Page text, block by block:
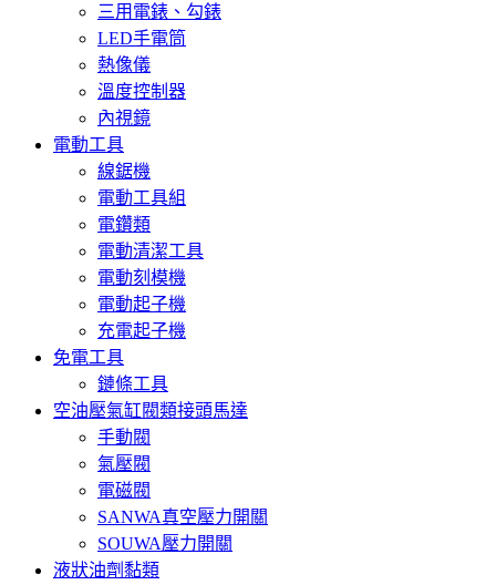
三用電錶、勾錶
LED手電筒
熱像儀
溫度控制器
內視鏡
電動工具
線鋸機
電動工具組
電鑽類
電動清潔工具
電動刻模機
電動起子機
充電起子機
免電工具
鏈條工具
空油壓氣缸閥類接頭馬達
手動閥
氣壓閥
電磁閥
SANWA真空壓力開關
SOUWA壓力開關
液狀油劑黏類